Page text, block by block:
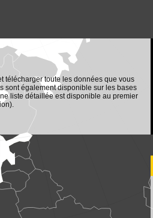
télécharger toute les données que vous
sont également disponible sur les bases
liste détaillée est disponible au premier